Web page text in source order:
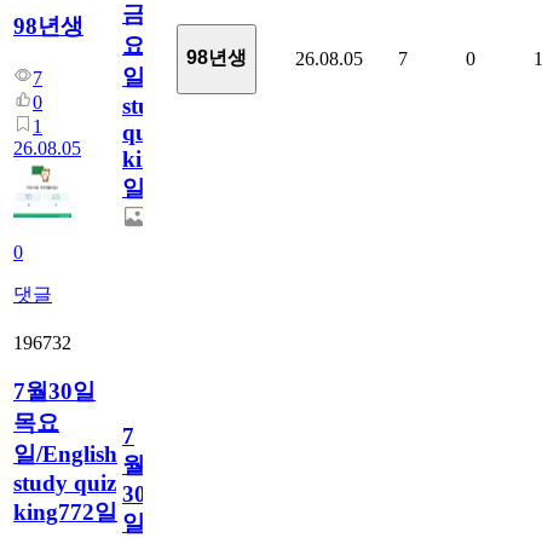
98년생
7
0
1
26.08.05
0
댓글
금
요
일/English
study
quiz
king773
일
98년생 26.08.05 7 0 1
196732
7월30일
목요
일/English
study quiz
king772일
7
월
30
일